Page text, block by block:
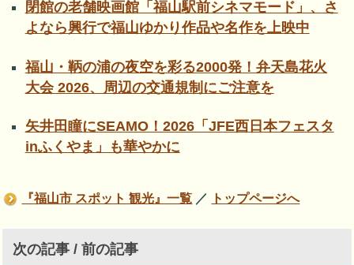
閉館の老舗映画館「福山駅前シネマモード」、さ
よなら興行で福山ゆかり作品や名作を上映中
福山・鞆の浦の夜空を彩る2000発！弁天島花火
大会 2026、周辺の交通規制にご注意を
矢井田瞳にSEAMO！2026「JFE西日本フェスタ
inふくやま」も華やかに
『福山市 スポット 観光』一覧 ／ トップページへ
次の記事 / 前の記事